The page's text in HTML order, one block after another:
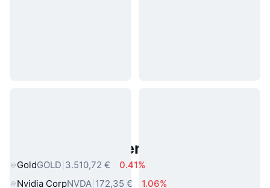
Beliebte reale Vermögenswerte
GoldGOLD 3.510,72 €
0.41%
Nvidia CorpNVDA 172,35 € 1.06%